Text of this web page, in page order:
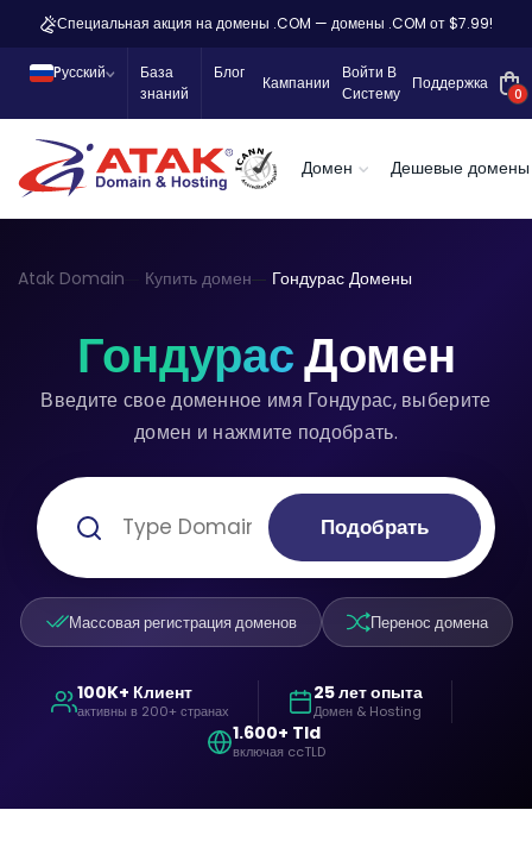
Специальная акция на домены .COM — домены .COM от $7.99!
Pусский
База
знаний
Блог
Кампании
Войти В
Систему
Поддержка
0
Домен Дешевые домены
Atak Domain Купить домен Гондурас Домены
ГондурасДомен
Введите свое доменное имя Гондурас, выберите
домен и нажмите подобрать.
Подобрать
Массовая регистрация доменов Перенос домена
100K+ Клиент
активны в 200+ странах
25 лет опыта
Домен & Hosting
1.600+ Tld
включая ccTLD